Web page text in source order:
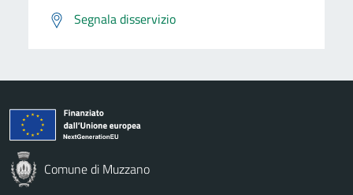
Segnala disservizio
Comune di Muzzano